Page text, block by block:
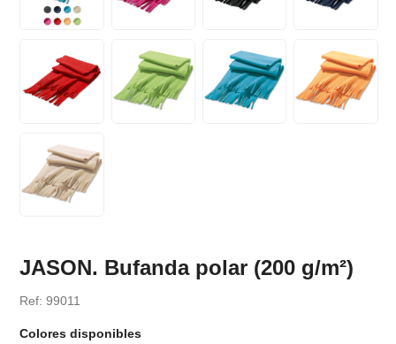
JASON. Bufanda polar (200 g/m²)
Ref: 99011
Colores disponibles